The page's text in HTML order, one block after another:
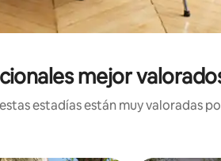
mejor
estadías están muy valoradas